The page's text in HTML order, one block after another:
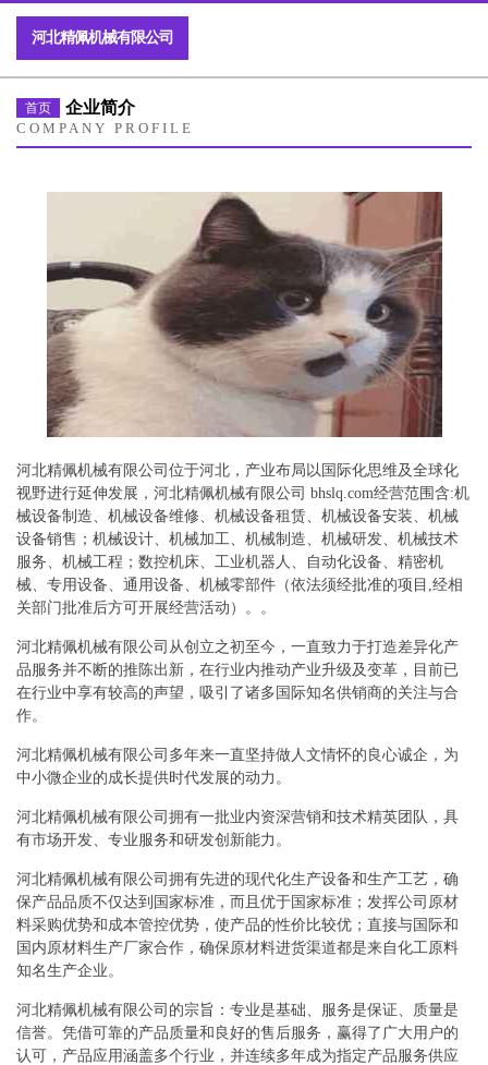
河北精佩机械有限公司
首页 企业简介
COMPANY PROFILE
河北精佩机械有限公司位于河北，产业布局以国际化思维及全球化
视野进行延伸发展，河北精佩机械有限公司 bhslq.com经营范围含:机
械设备制造、机械设备维修、机械设备租赁、机械设备安装、机械
设备销售；机械设计、机械加工、机械制造、机械研发、机械技术
服务、机械工程；数控机床、工业机器人、自动化设备、精密机
械、专用设备、通用设备、机械零部件（依法须经批准的项目,经相
关部门批准后方可开展经营活动）。。
河北精佩机械有限公司从创立之初至今，一直致力于打造差异化产
品服务并不断的推陈出新，在行业内推动产业升级及变革，目前已
在行业中享有较高的声望，吸引了诸多国际知名供销商的关注与合
作。
河北精佩机械有限公司多年来一直坚持做人文情怀的良心诚企，为
中小微企业的成长提供时代发展的动力。
河北精佩机械有限公司拥有一批业内资深营销和技术精英团队，具
有市场开发、专业服务和研发创新能力。
河北精佩机械有限公司拥有先进的现代化生产设备和生产工艺，确
保产品品质不仅达到国家标准，而且优于国家标准；发挥公司原材
料采购优势和成本管控优势，使产品的性价比较优；直接与国际和
国内原材料生产厂家合作，确保原材料进货渠道都是来自化工原料
知名生产企业。
河北精佩机械有限公司的宗旨：专业是基础、服务是保证、质量是
信誉。凭借可靠的产品质量和良好的售后服务，赢得了广大用户的
认可，产品应用涵盖多个行业，并连续多年成为指定产品服务供应